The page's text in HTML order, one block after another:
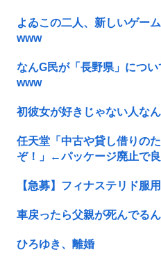
よゐこの二人、新しいゲー
www
なんG民が「長野県」につ
www
初彼女が好きじゃない人な
任天堂「中古や貸し借りの
ぞ！」←パッケージ廃止で
【急募】フィナステリド服
車戻ったら父親が死んでる
ひろゆき、離婚